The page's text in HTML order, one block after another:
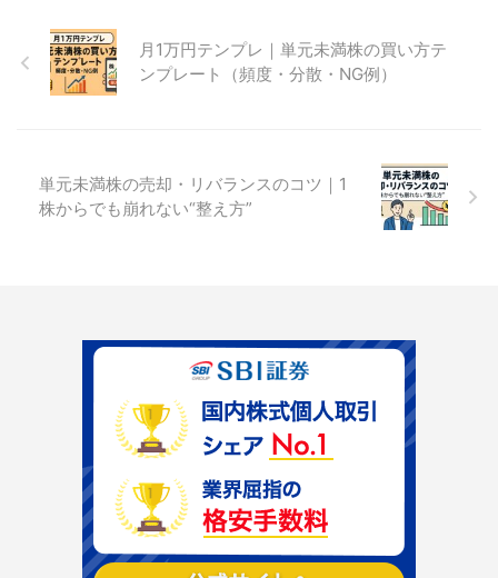
月1万円テンプレ｜単元未満株の買い方テ
ンプレート（頻度・分散・NG例）
単元未満株の売却・リバランスのコツ｜1
株からでも崩れない“整え方”